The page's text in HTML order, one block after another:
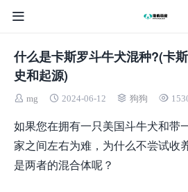
什么是卡斯罗斗牛犬混种?(卡
史和起源)
mg 2024-06-12 狗狗
如果您在拥有一只美国斗牛犬和带
家之间左右为难，为什么不尝试收
是两者的混合体呢？